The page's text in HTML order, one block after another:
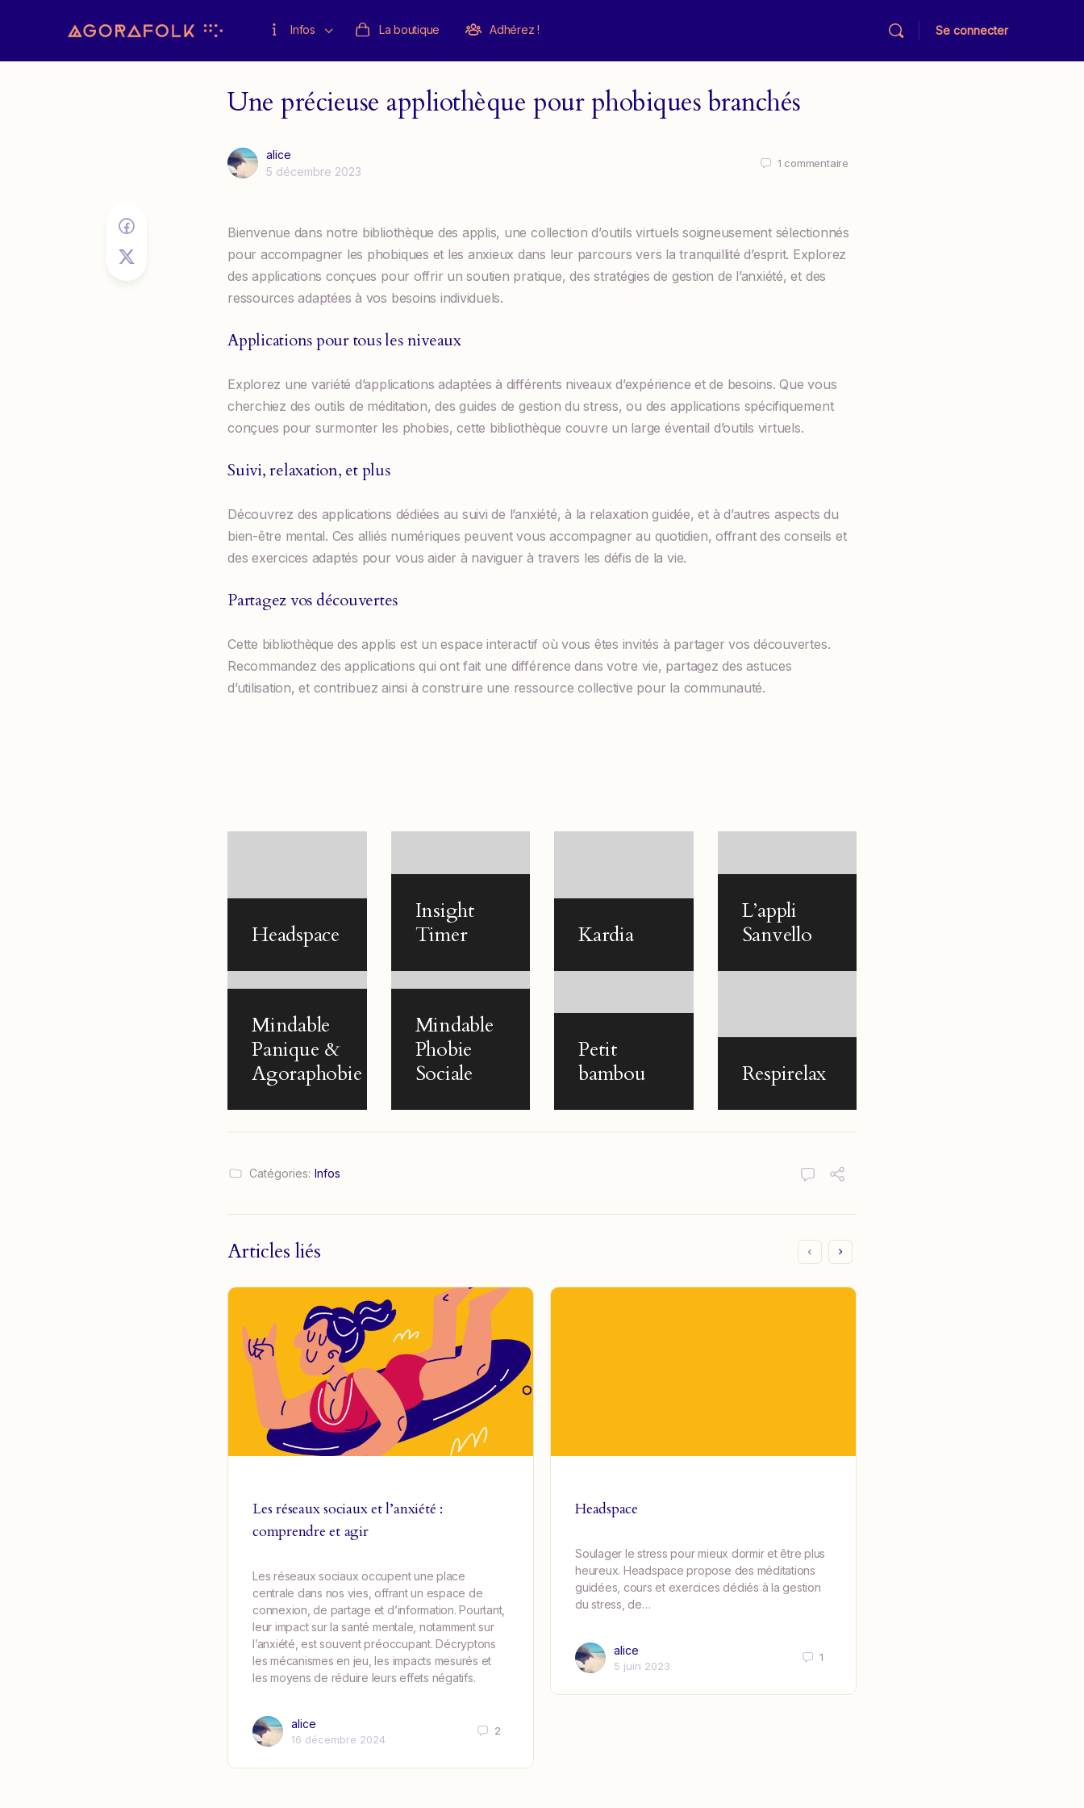
Infos La boutique Adhérez ! Se connecter
Une précieuse appliothèque pour phobiques branchés
alice
5 décembre 2023
1 commentaire
Bienvenue dans notre bibliothèque des applis, une collection d’outils virtuels soigneusement sélectionnés
pour accompagner les phobiques et les anxieux dans leur parcours vers la tranquillité d’esprit. Explorez
des applications conçues pour offrir un soutien pratique, des stratégies de gestion de l’anxiété, et des
ressources adaptées à vos besoins individuels.
Applications pour tous les niveaux
Explorez une variété d’applications adaptées à différents niveaux d’expérience et de besoins. Que vous
cherchiez des outils de méditation, des guides de gestion du stress, ou des applications spécifiquement
conçues pour surmonter les phobies, cette bibliothèque couvre un large éventail d’outils virtuels.
Suivi, relaxation, et plus
Découvrez des applications dédiées au suivi de l’anxiété, à la relaxation guidée, et à d’autres aspects du
bien-être mental. Ces alliés numériques peuvent vous accompagner au quotidien, offrant des conseils et
des exercices adaptés pour vous aider à naviguer à travers les défis de la vie.
Partagez vos découvertes
Cette bibliothèque des applis est un espace interactif où vous êtes invités à partager vos découvertes.
Recommandez des applications qui ont fait une différence dans votre vie, partagez des astuces
d’utilisation, et contribuez ainsi à construire une ressource collective pour la communauté.
Headspace
Insight
Timer
Kardia
L’appli
Sanvello
Mindable
Panique &
Agoraphobie
Mindable
Phobie
Sociale
Petit
bambou
Respirelax
Catégories: Infos
Articles liés
Les réseaux sociaux et l’anxiété :
comprendre et agir
Les réseaux sociaux occupent une place
centrale dans nos vies, offrant un espace de
connexion, de partage et d’information. Pourtant,
leur impact sur la santé mentale, notamment sur
l’anxiété, est souvent préoccupant. Décryptons
les mécanismes en jeu, les impacts mesurés et
les moyens de réduire leurs effets négatifs.
alice
16 décembre 2024
2
Headspace
Soulager le stress pour mieux dormir et être plus
heureux. Headspace propose des méditations
guidées, cours et exercices dédiés à la gestion
du stress, de…
alice
5 juin 2023
1